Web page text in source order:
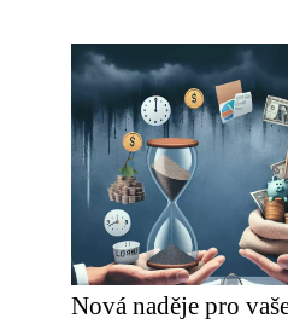
Nová naděje pro